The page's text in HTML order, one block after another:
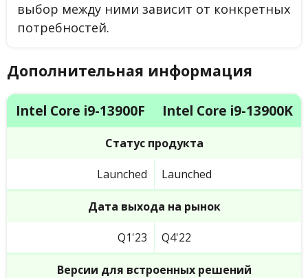
выбор между ними зависит от конкретных
потребностей.
Дополнительная информация
Intel Core i9-13900F Intel Core i9-13900K
Статус продукта
Launched Launched
Дата выхода на рынок
Q1'23 Q4'22
Версии для встроенных решений